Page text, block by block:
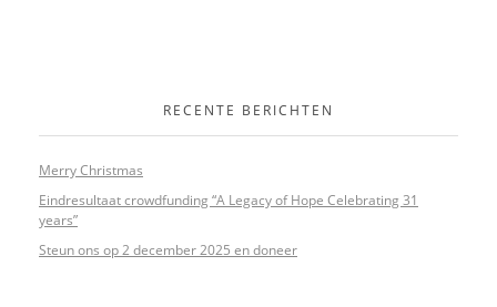
RECENTE BERICHTEN
Merry Christmas
Eindresultaat crowdfunding “A Legacy of Hope Celebrating 31
years”
Steun ons op 2 december 2025 en doneer